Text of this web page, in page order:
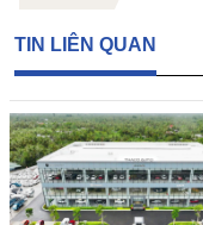
TIN LIÊN QUAN